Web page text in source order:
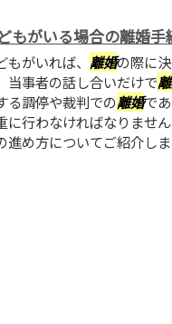
もがいる場合の離婚手
もがいれば、 離婚の際に
当事者の話し合いだけで
る調停や裁判での離婚で
に行わなければなりませ
進め方についてご紹介し